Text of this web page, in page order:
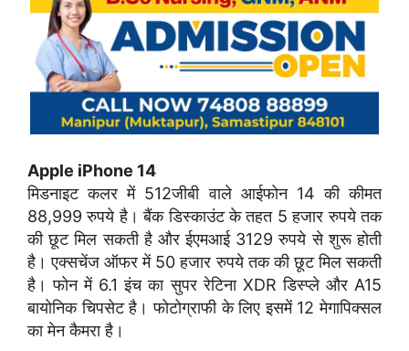
Apple iPhone 14
मिडनाइट कलर में 512जीबी वाले आईफोन 14 की कीमत
88,999 रुपये है। बैंक डिस्काउंट के तहत 5 हजार रुपये तक
की छूट मिल सकती है और ईएमआई 3129 रुपये से शुरू होती
है। एक्सचेंज ऑफर में 50 हजार रुपये तक की छूट मिल सकती
है। फोन में 6.1 इंच का सुपर रेटिना XDR डिस्प्ले और A15
बायोनिक चिपसेट है। फोटोग्राफी के लिए इसमें 12 मेगापिक्सल
का मेन कैमरा है।